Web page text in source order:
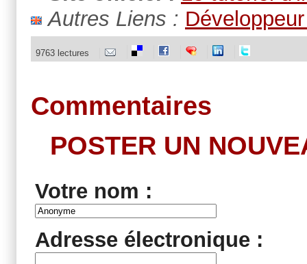
Autres Liens :
9763 lectures
Commentaires
POSTER UN
Votre nom :
Adresse électronique :